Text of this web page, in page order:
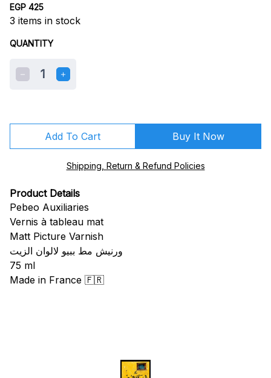
EGP 425
3 items in stock
QUANTITY
1
Add To Cart Buy It Now
Shipping, Return & Refund Policies
Product Details
Pebeo Auxiliaries
Vernis à tableau mat
Matt Picture Varnish
75 ml
Made in France 🇫🇷